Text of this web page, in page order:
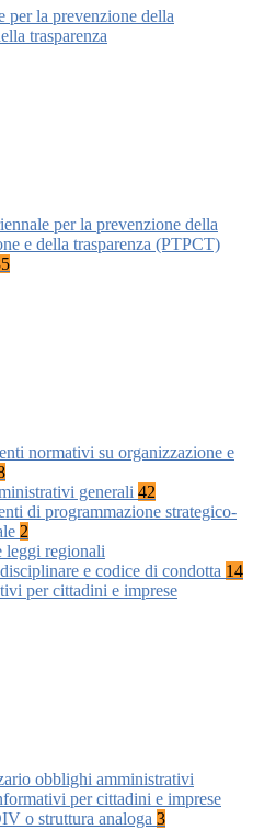
per la prevenzione della
trasparenza
per la prevenzione della
e della trasparenza (PTPCT)
normativi su organizzazione e
generali 42
di programmazione strategico-
2
leggi regionali
e codice di condotta 14
per cittadini e imprese
obblighi amministrativi
per cittadini e imprese
o struttura analoga 3